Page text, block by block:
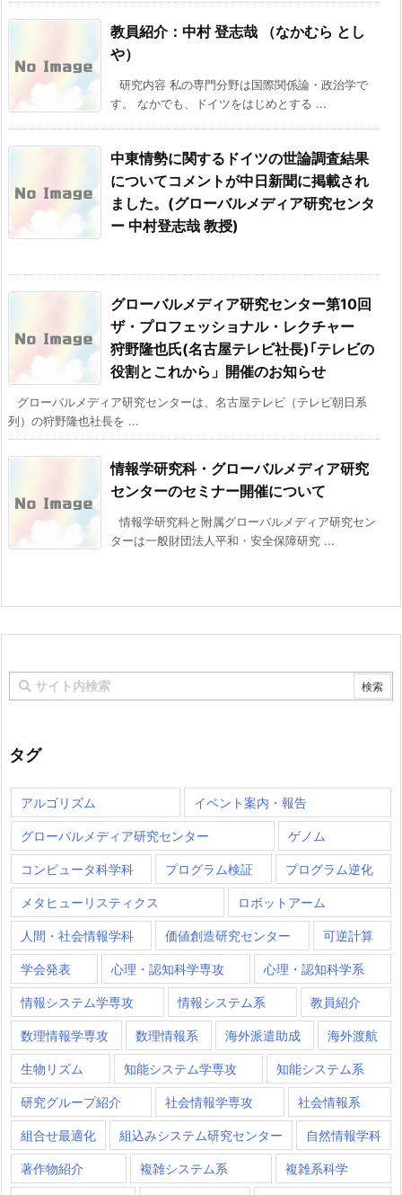
教員紹介：中村 登志哉 （なかむら とし
や）
研究内容 私の専門分野は国際関係論・政治学で
す。 なかでも、ドイツをはじめとする ...
中東情勢に関するドイツの世論調査結果
についてコメントが中日新聞に掲載され
ました。(グローバルメディア研究センタ
ー 中村登志哉 教授)
グローバルメディア研究センター第10回
ザ・プロフェッショナル・レクチャー
狩野隆也氏(名古屋テレビ社長)｢テレビの
役割とこれから」開催のお知らせ
グローバルメディア研究センターは、名古屋テレビ（テレビ朝日系
列）の狩野隆也社長を ...
情報学研究科・グローバルメディア研究
センターのセミナー開催について
情報学研究科と附属グローバルメディア研究セン
ターは一般財団法人平和・安全保障研究 ...
タグ
アルゴリズム イベント案内・報告
グローバルメディア研究センター ゲノム
コンピュータ科学科 プログラム検証 プログラム逆化
メタヒューリスティクス ロボットアーム
人間・社会情報学科 価値創造研究センター 可逆計算
学会発表 心理・認知科学専攻 心理・認知科学系
情報システム学専攻 情報システム系 教員紹介
数理情報学専攻 数理情報系 海外派遣助成 海外渡航
生物リズム 知能システム学専攻 知能システム系
研究グループ紹介 社会情報学専攻 社会情報系
組合せ最適化 組込みシステム研究センター 自然情報学科
著作物紹介 複雑システム系 複雑系科学